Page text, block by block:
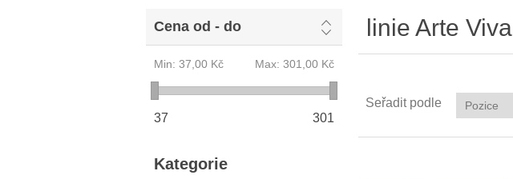
Cena od - do
Min: 37,00 Kč Max: 301,00 Kč
37 301
Kategorie
linie Arte Viva
Seřadit podle